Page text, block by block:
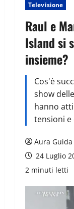
Televisione
Raul e
Island si
insieme?
Cos'è
show
hanno
tensioni e
Aura Guida
24 Luglio
2 minuti letti